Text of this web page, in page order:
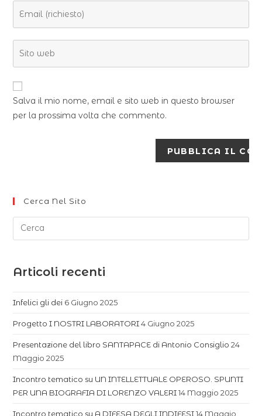
Salva il mio nome, email e sito web in questo browser
per la prossima volta che commento.
Cerca Nel Sito
Articoli recenti
Infelici gli dei 6 Giugno 2025
Progetto I NOSTRI LABORATORI 4 Giugno 2025
Presentazione del libro SANTAPACE di Antonio Consiglio 24
Maggio 2025
Incontro tematico su UN INTELLETTUALE OPEROSO. SPUNTI
PER UNA BIOGRAFIA DI LORENZO VALERI 14 Maggio 2025
Incontro tematico su A DIFESA DEGLI INDIFESI 14 Maggio